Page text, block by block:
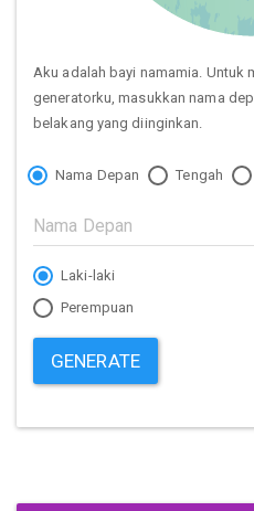
Aku adalah bayi namamia. Untuk
generatorku, masukkan nama
belakang yang diinginkan.
Nama Depan Tengah
Laki-laki
Perempuan
GENERATE